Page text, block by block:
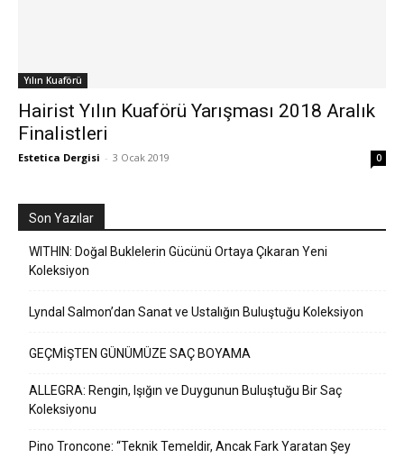
Yılın Kuaförü
Hairist Yılın Kuaförü Yarışması 2018 Aralık
Finalistleri
Estetica Dergisi - 3 Ocak 2019 0
Son Yazılar
WITHIN: Doğal Buklelerin Gücünü Ortaya Çıkaran Yeni
Koleksiyon
Lyndal Salmon’dan Sanat ve Ustalığın Buluştuğu Koleksiyon
GEÇMİŞTEN GÜNÜMÜZE SAÇ BOYAMA
ALLEGRA: Rengin, Işığın ve Duygunun Buluştuğu Bir Saç
Koleksiyonu
Pino Troncone: “Teknik Temeldir, Ancak Fark Yaratan Şey